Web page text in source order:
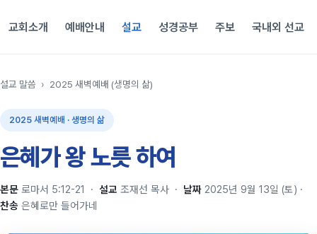
교회소개 예배안내 설교 성경공부 주보 국내외 선교
설교 말씀 › 2025 새벽예배 (생명의 삶)
2025 새벽예배 · 생명의 삶
은혜가 왕 노릇 하여
본문 로마서 5:12-21 · 설교 조재선 목사 · 날짜 2025년 9월 13일 (토) ·
찬송 은혜로만 들어가네